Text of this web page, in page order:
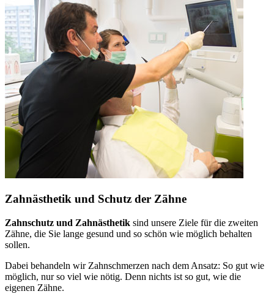
Zahnästhetik und Schutz der Zähne
Zahnschutz und Zahnästhetik sind unsere Ziele für die zweiten
Zähne, die Sie lange gesund und so schön wie möglich behalten
sollen.
Dabei behandeln wir Zahnschmerzen nach dem Ansatz: So gut wie
möglich, nur so viel wie nötig. Denn nichts ist so gut, wie die
eigenen Zähne.